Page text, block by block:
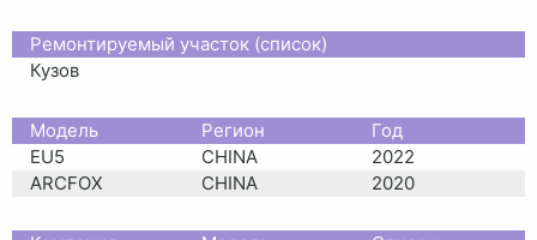
Ремонтируемый участок (список)
Кузов
Moдель Регион
Год
EU5
CHINA
2022
ARCFOX
CHINA 2020